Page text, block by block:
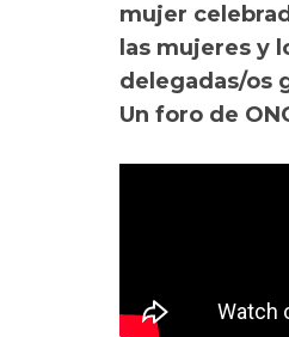
mujer
las mujeres y
delegadas/os
Un foro de